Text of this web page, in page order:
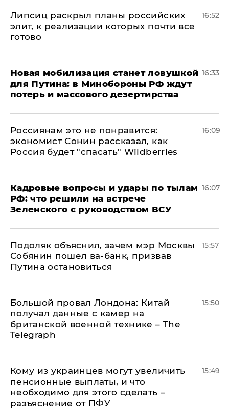
Липсиц раскрыл планы российских
элит, к реализации которых почти все
готово
16:52
​Новая мобилизация станет ловушкой
для Путина: в Минобороны РФ ждут
потерь и массового дезертирства
16:33
Россиянам это не понравится:
экономист Сонин рассказал, как
Россия будет "спасать" Wildberries
16:09
Кадровые вопросы и удары по тылам
РФ: что решили на встрече
Зеленского с руководством ВСУ
16:07
Подоляк объяснил, зачем мэр Москвы
Собянин пошел ва-банк, призвав
Путина остановиться
15:57
Большой провал Лондона: Китай
получал данные с камер на
британской военной технике – The
Telegraph
15:50
Кому из украинцев могут увеличить
пенсионные выплаты, и что
необходимо для этого сделать –
разъяснение от ПФУ
15:49